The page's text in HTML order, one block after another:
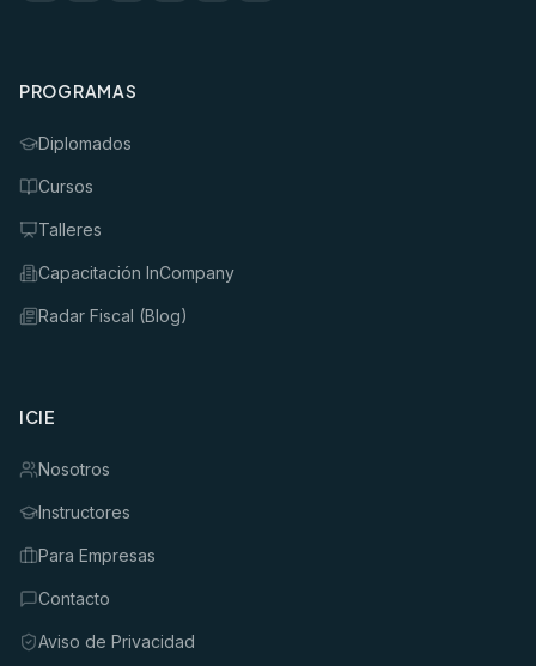
PROGRAMAS
Diplomados
Cursos
Talleres
Capacitación InCompany
Radar Fiscal (Blog)
ICIE
Nosotros
Instructores
Para Empresas
Contacto
Aviso de Privacidad